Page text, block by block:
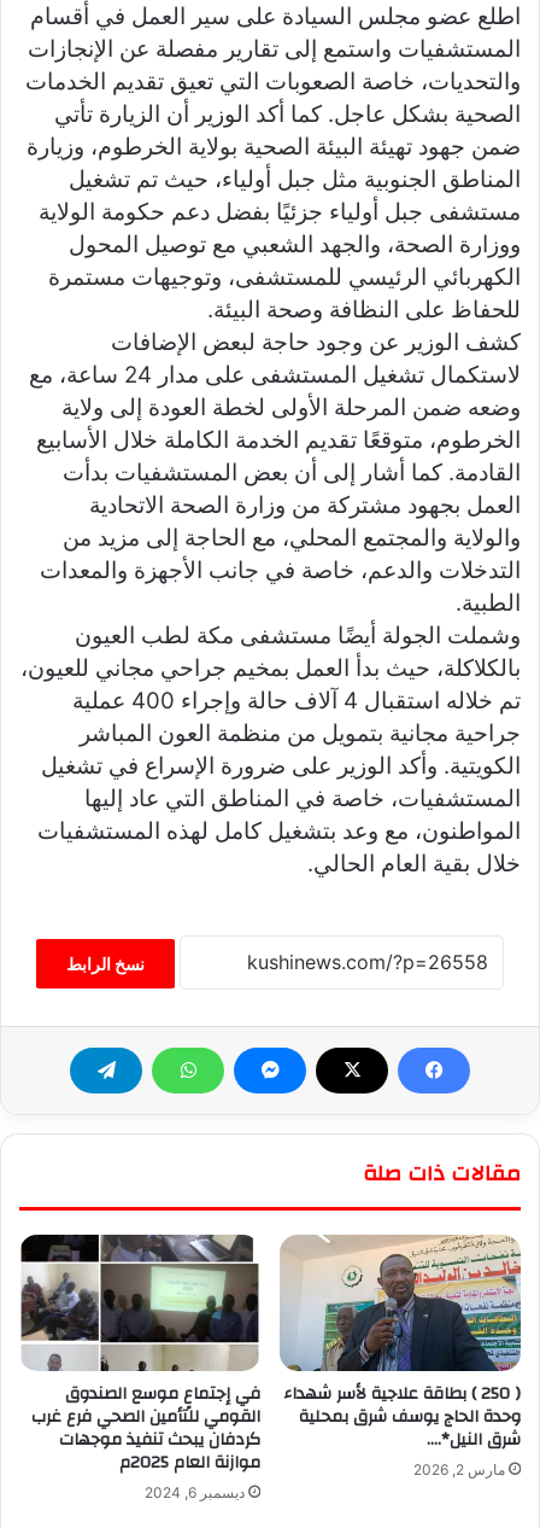
اطلع عضو مجلس السيادة على سير العمل في أقسام
المستشفيات واستمع إلى تقارير مفصلة عن الإنجازات
والتحديات، خاصة الصعوبات التي تعيق تقديم الخدمات
الصحية بشكل عاجل. كما أكد الوزير أن الزيارة تأتي
ضمن جهود تهيئة البيئة الصحية بولاية الخرطوم، وزيارة
المناطق الجنوبية مثل جبل أولياء، حيث تم تشغيل
مستشفى جبل أولياء جزئيًا بفضل دعم حكومة الولاية
ووزارة الصحة، والجهد الشعبي مع توصيل المحول
الكهربائي الرئيسي للمستشفى، وتوجيهات مستمرة
للحفاظ على النظافة وصحة البيئة.
كشف الوزير عن وجود حاجة لبعض الإضافات
لاستكمال تشغيل المستشفى على مدار 24 ساعة، مع
وضعه ضمن المرحلة الأولى لخطة العودة إلى ولاية
الخرطوم، متوقعًا تقديم الخدمة الكاملة خلال الأسابيع
القادمة. كما أشار إلى أن بعض المستشفيات بدأت
العمل بجهود مشتركة من وزارة الصحة الاتحادية
والولاية والمجتمع المحلي، مع الحاجة إلى مزيد من
التدخلات والدعم، خاصة في جانب الأجهزة والمعدات
الطبية.
وشملت الجولة أيضًا مستشفى مكة لطب العيون
بالكلاكلة، حيث بدأ العمل بمخيم جراحي مجاني للعيون،
تم خلاله استقبال 4 آلاف حالة وإجراء 400 عملية
جراحية مجانية بتمويل من منظمة العون المباشر
الكويتية. وأكد الوزير على ضرورة الإسراع في تشغيل
المستشفيات، خاصة في المناطق التي عاد إليها
المواطنون، مع وعد بتشغيل كامل لهذه المستشفيات
خلال بقية العام الحالي.
نسخ الرابط
مقالات ذات صلة
( 250 ) بطاقة علاجية لأسر شهداء
وحدة الحاج يوسف شرق بمحلية
شرق النيل*….
مارس 2, 2026
في إجتماعٍ موسع الصندوق
القومي للتأمين الصحي فرع غرب
كردفان يبحث تنفيذ موجهات
موازنة العام 2025م
ديسمبر 6, 2024